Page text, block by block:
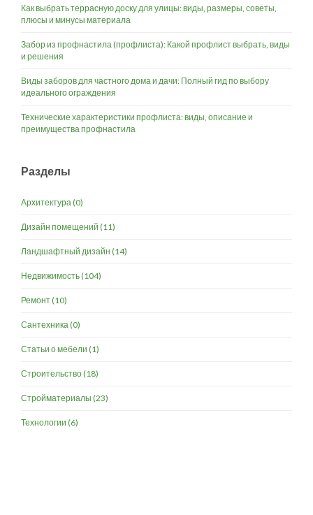
Как выбрать террасную доску для улицы: виды, размеры, советы,
плюсы и минусы материала
Забор из профнастила (профлиста): Какой профлист выбрать, виды
и решения
Виды заборов для частного дома и дачи: Полный гид по выбору
идеального ограждения
Технические характеристики профлиста: виды, описание и
преимущества профнастила
Разделы
Архитектура(0)
Дизайн помещений (11)
Ландшафтный дизайн (14)
Недвижимость(104)
Ремонт(10)
Сантехника(0)
Статьи о мебели (1)
Строительство(18)
Стройматериалы (23)
Технологии (6)